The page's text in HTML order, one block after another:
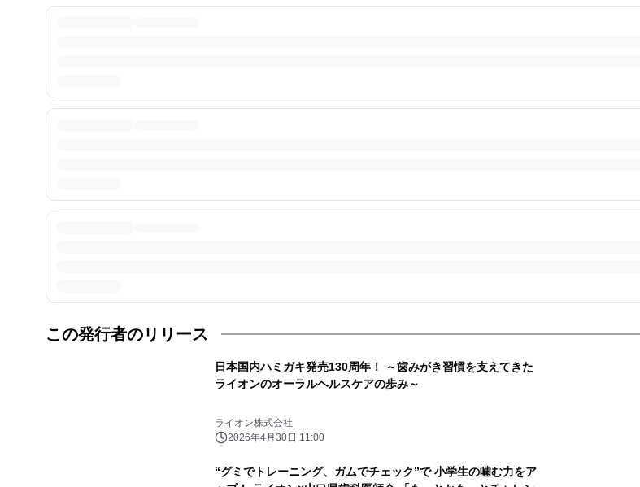
この発行者のリリース
日本国内ハミガキ発売130周年！ ～歯みがき習慣を支えてきた
ライオンのオーラルヘルスケアの歩み～
ライオン株式会社
2026年4月30日 11:00
“グミでトレーニング、ガムでチェック”で 小学生の噛む力をア